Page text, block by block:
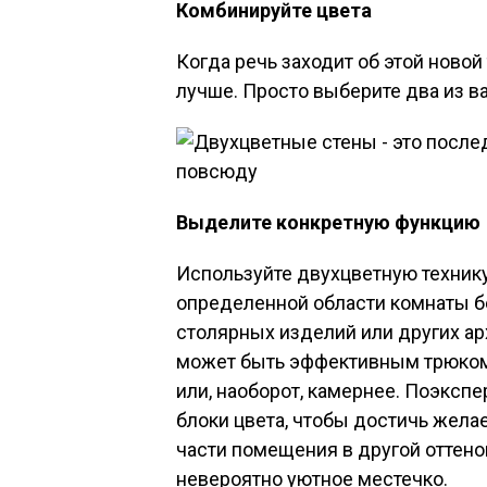
Комбинируйте цвета
Когда речь заходит об этой
лучше. Просто выберите два из
Выделите конкретную функцию
Используйте двухцветную
определенной области комнаты
столярных изделий или других
может быть эффективным
или, наоборот, камернее.
блоки цвета, чтобы достичь
части помещения в другой
невероятно уютное местечко.